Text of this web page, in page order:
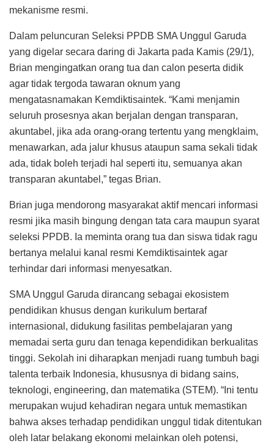
mekanisme resmi.
Dalam peluncuran Seleksi PPDB SMA Unggul Garuda
yang digelar secara daring di Jakarta pada Kamis (29/1),
Brian mengingatkan orang tua dan calon peserta didik
agar tidak tergoda tawaran oknum yang
mengatasnamakan Kemdiktisaintek. “Kami menjamin
seluruh prosesnya akan berjalan dengan transparan,
akuntabel, jika ada orang-orang tertentu yang mengklaim,
menawarkan, ada jalur khusus ataupun sama sekali tidak
ada, tidak boleh terjadi hal seperti itu, semuanya akan
transparan akuntabel,” tegas Brian.
Brian juga mendorong masyarakat aktif mencari informasi
resmi jika masih bingung dengan tata cara maupun syarat
seleksi PPDB. Ia meminta orang tua dan siswa tidak ragu
bertanya melalui kanal resmi Kemdiktisaintek agar
terhindar dari informasi menyesatkan.
SMA Unggul Garuda dirancang sebagai ekosistem
pendidikan khusus dengan kurikulum bertaraf
internasional, didukung fasilitas pembelajaran yang
memadai serta guru dan tenaga kependidikan berkualitas
tinggi. Sekolah ini diharapkan menjadi ruang tumbuh bagi
talenta terbaik Indonesia, khususnya di bidang sains,
teknologi, engineering, dan matematika (STEM). “Ini tentu
merupakan wujud kehadiran negara untuk memastikan
bahwa akses terhadap pendidikan unggul tidak ditentukan
oleh latar belakang ekonomi melainkan oleh potensi,